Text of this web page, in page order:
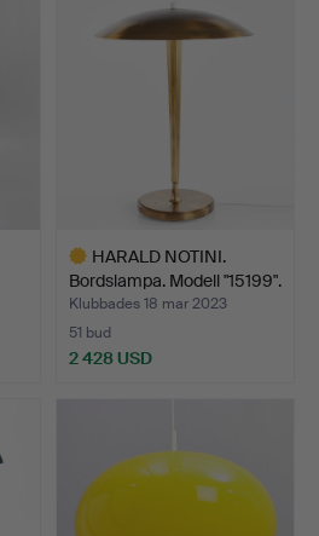
HARALD NOTINI.
Bordslampa. Modell "15199".
…
Klubbades 18 mar 2023
51 bud
2 428 USD